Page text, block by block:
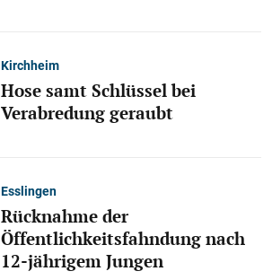
Kirchheim
Hose samt Schlüssel bei
Verabredung geraubt
Esslingen
Rücknahme der
Öffentlichkeitsfahndung nach
12-jährigem Jungen